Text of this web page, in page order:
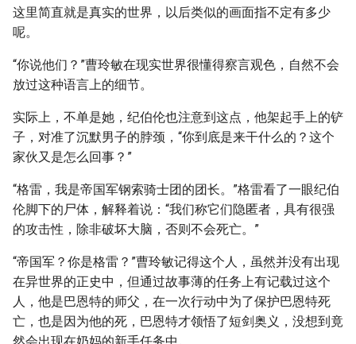
这里简直就是真实的世界，以后类似的画面指不定有多少
呢。
“你说他们？”曹玲敏在现实世界很懂得察言观色，自然不会
放过这种语言上的细节。
实际上，不单是她，纪伯伦也注意到这点，他架起手上的铲
子，对准了沉默男子的脖颈，“你到底是来干什么的？这个
家伙又是怎么回事？”
“格雷，我是帝国军钢索骑士团的团长。”格雷看了一眼纪伯
伦脚下的尸体，解释着说：“我们称它们隐匿者，具有很强
的攻击性，除非破坏大脑，否则不会死亡。”
“帝国军？你是格雷？”曹玲敏记得这个人，虽然并没有出现
在异世界的正史中，但通过故事薄的任务上有记载过这个
人，他是巴恩特的师父，在一次行动中为了保护巴恩特死
亡，也是因为他的死，巴恩特才领悟了短剑奥义，没想到竟